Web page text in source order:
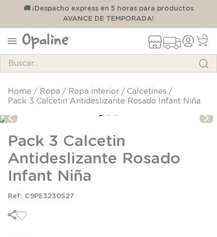
🚚 ¡Despacho express en 5 horas para productos
AVANCE DE TEMPORADA!
ropa ropa interior
calcetines
Pack 3 Calcetin Antideslizante Rosado Infant Niña
Pack 3 Calcetin
Antideslizante Rosado
Infant Niña
C9PE3230S27
TÉRMINOS MÁS BUSCADOS
3.
zapatillas
4.
body
5.
panty
6
manta